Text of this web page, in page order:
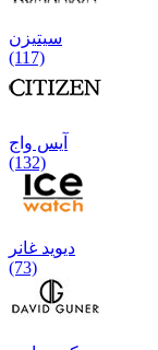
سیتیزن
(117)
آیس واج
(132)
دیوید غانر
(73)